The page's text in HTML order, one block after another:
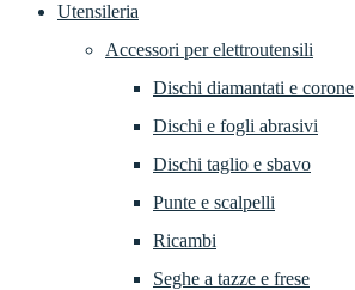
Utensileria
Accessori per elettroutensili
Dischi diamantati e corone
Dischi e fogli abrasivi
Dischi taglio e sbavo
Punte e scalpelli
Ricambi
Seghe a tazze e frese